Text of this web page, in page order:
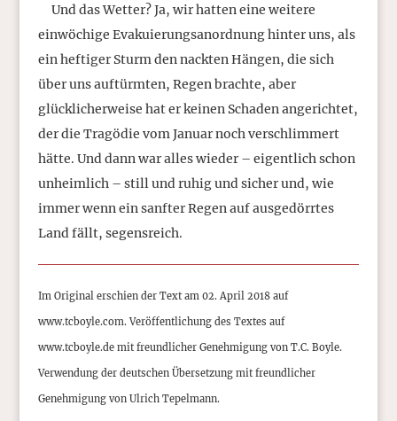
Und das Wetter? Ja, wir hatten eine weitere
einwöchige Evakuierungsanordnung hinter uns, als
ein heftiger Sturm den nackten Hängen, die sich
über uns auftürmten, Regen brachte, aber
glücklicherweise hat er keinen Schaden angerichtet,
der die Tragödie vom Januar noch verschlimmert
hätte. Und dann war alles wieder – eigentlich schon
unheimlich – still und ruhig und sicher und, wie
immer wenn ein sanfter Regen auf ausgedörrtes
Land fällt, segensreich.
Im Original erschien der Text am 02. April 2018 auf
www.tcboyle.com. Veröffentlichung des Textes auf
www.tcboyle.de mit freundlicher Genehmigung von T.C. Boyle.
Verwendung der deutschen Übersetzung mit freundlicher
Genehmigung von Ulrich Tepelmann.